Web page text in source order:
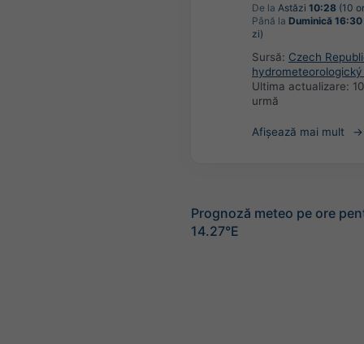
De la Astăzi 10:28 (10
Până la Duminică 16:30
zi)
Sursă: Czech
Ultima actualizare:
urmă
Afișează mai mult
Prognoză meteo pe ore
14.27°E